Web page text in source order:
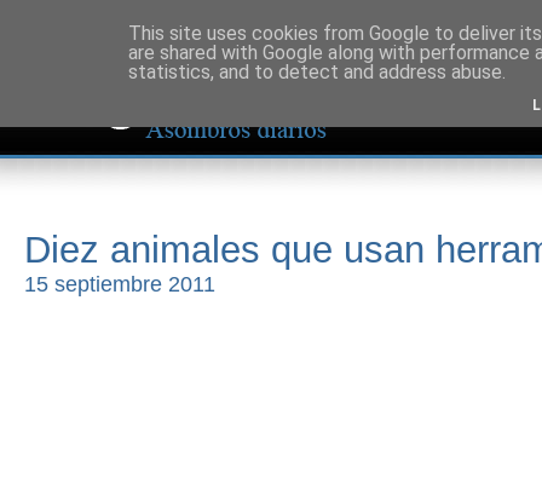
Diez animales que usan
15 septiembre 2011
This site uses cookies from Google to deliver
are shared with Google along with
statistics, and to detect and address abuse.